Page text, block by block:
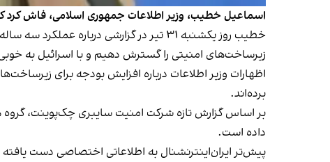
اسماعیل خطیب، وزیر اطلاعات جمهوری اسلامی، فاش کرد که در دولت
زیرساخت‌های امنیتی را گسترش دهیم و با اسرائیل به
اظهارات وزیر اطلاعات درباره افزایش بودجه برای
برده‌اند.
بر اساس گزارش تازه شرکت امنیت سایبری چک‌پوینت، گروه
داده است.
پیش‌تر ایران‌اینترنشنال به اطلاعاتی اختصاصی دست